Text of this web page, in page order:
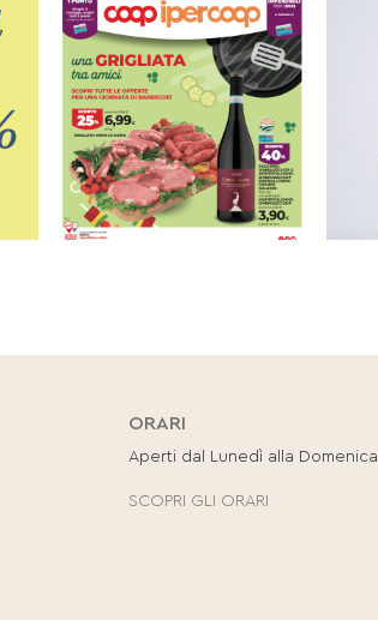
ORARI
Aperti dal Lunedì alla Domenica
SCOPRI GLI ORARI